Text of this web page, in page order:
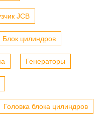
JCB
Блок цилиндров
Генераторы
Головка блока цилиндров